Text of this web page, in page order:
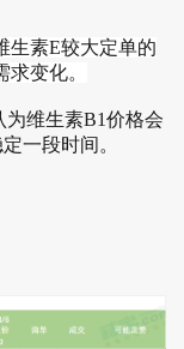
生素E较大定单的
变化。
为维生素B1价格会
一段时间。